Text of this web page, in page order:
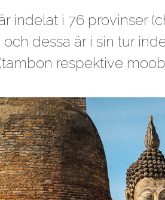
indelat i 76 provinser
dessa är i sin tur
respektive